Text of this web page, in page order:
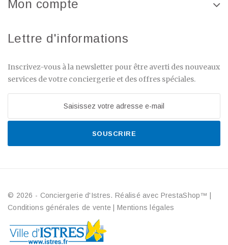
Mon compte
Lettre d'informations
Inscrivez-vous à la newsletter pour être averti des nouveaux
services de votre conciergerie et des offres spéciales.
SOUSCRIRE
© 2026 - Conciergerie d'Istres. Réalisé avec PrestaShop™
Conditions générales de vente
Mentions légales